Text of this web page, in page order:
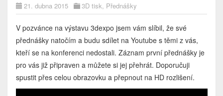
21. dubna 2015 3D tisk, Přednášky
V pozvánce na výstavu 3dexpo jsem vám slíbil, že své
přednášky natočím a budu sdílet na Youtube s těmi z vás,
kteří se na konferenci nedostali. Záznam první přednášky je
pro vás již připraven a můžete si jej přehrát. Doporučuji
spustit přes celou obrazovku a přepnout na HD rozlišení.